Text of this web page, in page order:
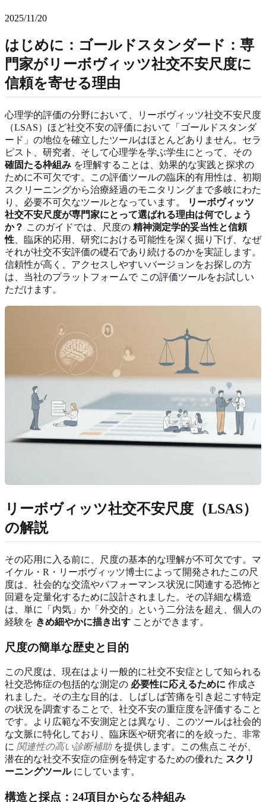
2025/11/20
はじめに：ゴールドスタンダード：専
門家がリーボヴィッツ社交不安尺度に
信頼を寄せる理由
心理学的評価の分野において、リーボヴィッツ社交不安尺度
（LSAS）ほど社交不安の評価において「ゴールドスタンダ
ード」の地位を確立したツールはほとんどありません。セラ
ピスト、研究者、そして心理学を学ぶ学生にとって、その
確固たる枠組み を理解することは、効果的な実践と探求の
ために不可欠です。この評価ツールの臨床的有用性は、初期
スクリーニングから治療経過のモニタリングまで多岐にわた
り、必要不可欠なツールとなっています。
リーボヴィッツ
社交不安尺度が専門家にとって選ばれる理由は何でしょう
か？ このガイドでは、尺度の 精神測定学的妥当性と信頼
性 、臨床的応用、研究における可能性を深く掘り下げ、なぜ
それが社交不安評価の礎石であり続けるのかを実証します。
信頼性が高く、アクセスしやすいバージョンをお探しの方
は、当社のプラットフォームで この評価ツールをお試しい
ただけます。
リーボヴィッツ社交不安尺度（LSAS）
の解説
その応用に入る前に、尺度の基本的な理解が不可欠です。マ
イケル・R・リーボヴィッツ博士によって開発されたこの尺
度は、社会的な交流やパフォーマンス状況に関連する恐怖と
回避を定量化するために設計されました。その詳細な構造
は、単に「内気」か「外交的」という二分法を超え、個人の
経験を きめ細やかに描き出す ことができます。
尺度の簡単な歴史と目的
この尺度は、現在はより一般的に社交不安症として知られる
社交恐怖症の包括的な測定の 必要性に応えるために 作成さ
れました。その主な目的は、しばしば苦痛を引き起こす特定
の状況を調査することで、社交不安の重症度を評価すること
です。より広範な不安測定とは異なり、このツールは社会的
な文脈に特化しており、臨床医や研究者に的を絞った、非常
に 関連性の高い診断補助を提供します。この焦点こそが、
潜在的な社交不安症の症例を特定するための優れた スクリ
ーニングツールにしています。
構造と採点：24項目からなる枠組み